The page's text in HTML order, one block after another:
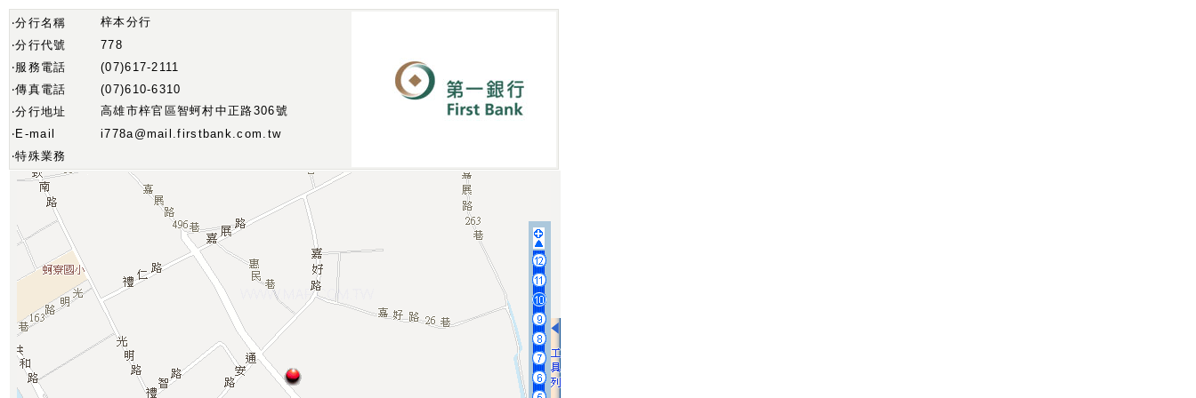
‧分行名稱
梓本分行
‧分行代號
778
‧服務電話
(07)617-2111
‧傳真電話
(07)610-6310
‧分行地址
高雄市梓官區智蚵村中正路306號
‧E-mail
i778a@mail.firstbank.com.tw
‧特殊業務